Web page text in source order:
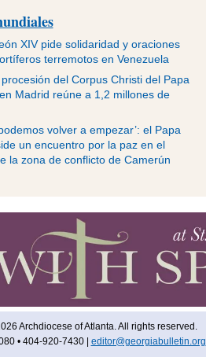
XIV pide solidaridad y oraciones
terremotos en Venezuela
del Corpus Christi del Papa
Madrid reúne a 1,2 millones de
volver a empezar’: el Papa
un encuentro por la paz en el
la zona de conflicto de Camerún
Archdiocese of Atlanta. All rights reserved.
• 404-920-7430 | editor@georgiabulletin.org